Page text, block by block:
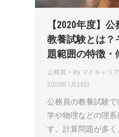
【2020年度】
教養試験とは？
題範囲の特徴・
公務員 By マイキャリ
2020年1月23日
公務員の教養試験
学や物理などの理
す。計算問題が多